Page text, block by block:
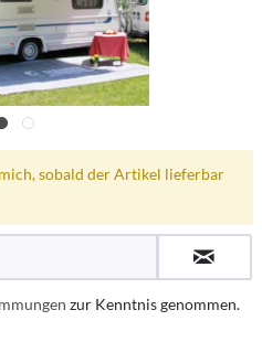
sobald der Artikel lieferbar
zur Kenntnis genommen.